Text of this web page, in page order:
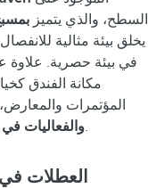
السطح، والذي يتميز
يخلق بيئة مثالية
في بيئة حصرية. علاوة
مكانة الفندق
المؤتمرات
والفعاليات.
العطلات